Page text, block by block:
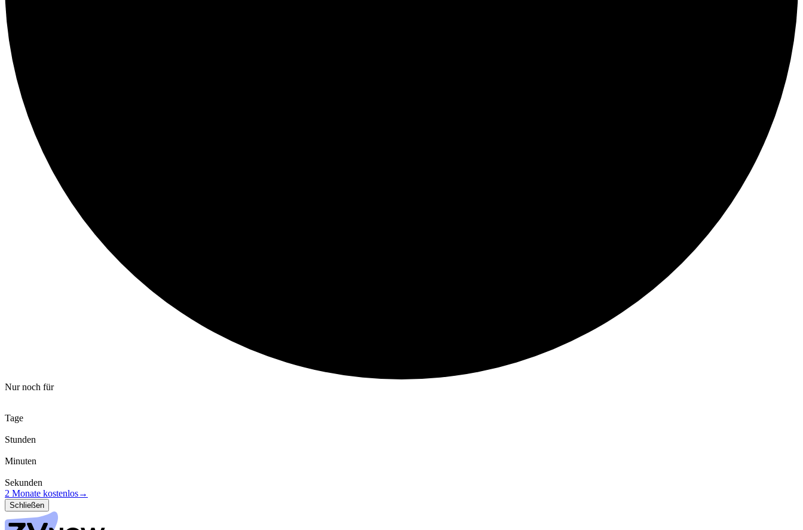
Nur noch für
Tage
Stunden
Minuten
Sekunden
2 Monate kostenlos→
Schließen